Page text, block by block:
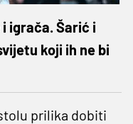
igrača. Šarić i
koji ih ne bi
prilika dobiti